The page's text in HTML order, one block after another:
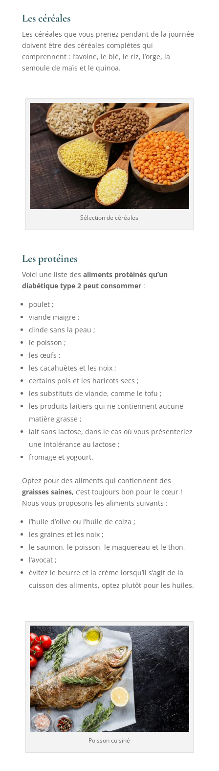
Les céréales
Les céréales que vous prenez pendant de la journée
doivent être des céréales complètes qui
comprennent : l’avoine, le blé, le riz, l’orge, la
semoule de maïs et le quinoa.
Sélection de céréales
Les protéines
Voici une liste des aliments protéinés qu’un
diabétique type 2 peut consommer:
poulet ;
viande maigre ;
dinde sans la peau ;
le poisson ;
les œufs ;
les cacahuètes et les noix ;
certains pois et les haricots secs ;
les substituts de viande, comme le tofu ;
les produits laitiers qui ne contiennent aucune
matière grasse ;
lait sans lactose, dans le cas où vous présenteriez
une intolérance au lactose ;
fromage et yogourt.
Optez pour des aliments qui contiennent des
graisses saines, c’est toujours bon pour le cœur !
Nous vous proposons les aliments suivants :
l’huile d’olive ou l’huile de colza ;
les graines et les noix ;
le saumon, le poisson, le maquereau et le thon,
l’avocat ;
évitez le beurre et la crème lorsqu’il s’agit de la
cuisson des aliments, optez plutôt pour les huiles.
Poisson cuisiné